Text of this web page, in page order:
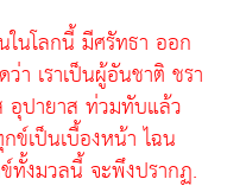
นโลกนี้ มีศรัทธา ออก
า เราเป็นผู้อันชาติ ชรา
อุปายาส ท่วมทับแล้ว
เป็นเบื้องหน้า ไฉน
งมวลนี้ จะพึงปรากฏ.